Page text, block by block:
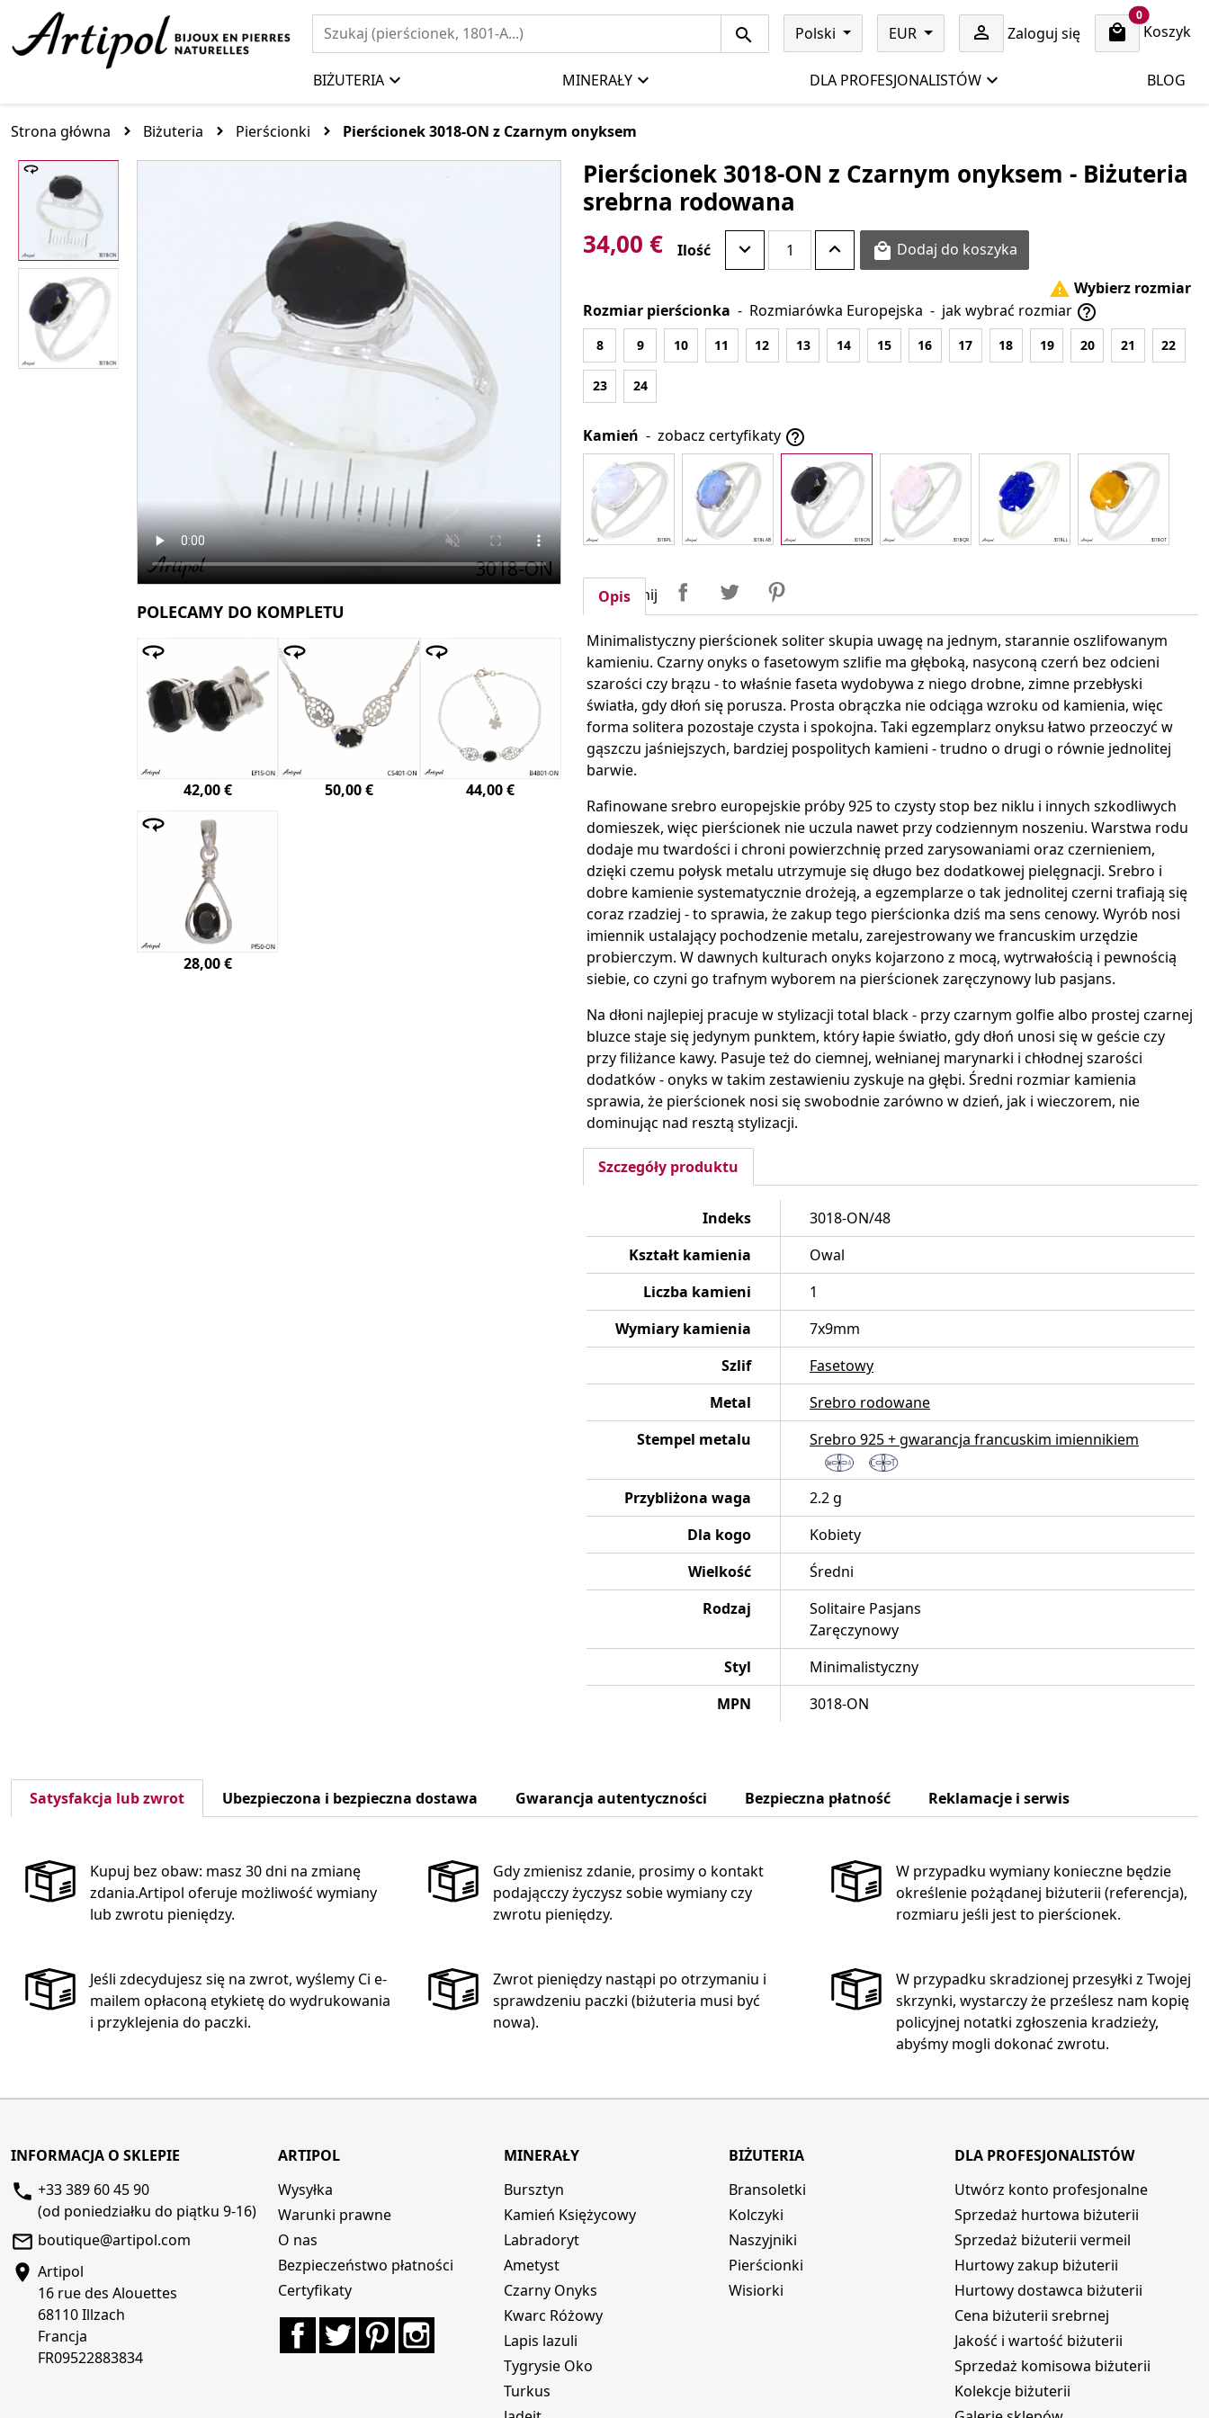
Polski EUR Zaloguj się 
0cart items
Koszyk
BIŻUTERIA MINERAŁY DLA PROFESJONALISTÓW BLOG
Strona główna Biżuteria Pierścionki Pierścionek 3018-ON z Czarnym onyksem
POLECAMY DO KOMPLETU
42,00 € 50,00 € 44,00 €
28,00 €
Pierścionek 3018-ON z Czarnym onyksem - Biżuteria
srebrna rodowana
34,00 €
Ilość  Dodaj do koszyka
 Wybierz rozmiar
Rozmiar pierścionka - Rozmiarówka Europejska - jak wybrać rozmiar 
8 9 10 11 12 13 14 15 16 17 18 19 20 21 22
23 24
Kamień - zobacz certyfikaty 
Udostępnij UdostępnijTweetuj
Opis
Minimalistyczny pierścionek soliter skupia uwagę na jednym, starannie oszlifowanym
kamieniu. Czarny onyks o fasetowym szlifie ma głęboką, nasyconą czerń bez odcieni
szarości czy brązu - to właśnie faseta wydobywa z niego drobne, zimne przebłyski
światła, gdy dłoń się porusza. Prosta obrączka nie odciąga wzroku od kamienia, więc
forma solitera pozostaje czysta i spokojna. Taki egzemplarz onyksu łatwo przeoczyć w
gąszczu jaśniejszych, bardziej pospolitych kamieni - trudno o drugi o równie jednolitej
barwie.
Rafinowane srebro europejskie próby 925 to czysty stop bez niklu i innych szkodliwych
domieszek, więc pierścionek nie uczula nawet przy codziennym noszeniu. Warstwa rodu
dodaje mu twardości i chroni powierzchnię przed zarysowaniami oraz czernieniem,
dzięki czemu połysk metalu utrzymuje się długo bez dodatkowej pielęgnacji. Srebro i
dobre kamienie systematycznie drożeją, a egzemplarze o tak jednolitej czerni trafiają się
coraz rzadziej - to sprawia, że zakup tego pierścionka dziś ma sens cenowy. Wyrób nosi
imiennik ustalający pochodzenie metalu, zarejestrowany we francuskim urzędzie
probierczym. W dawnych kulturach onyks kojarzono z mocą, wytrwałością i pewnością
siebie, co czyni go trafnym wyborem na pierścionek zaręczynowy lub pasjans.
Na dłoni najlepiej pracuje w stylizacji total black - przy czarnym golfie albo prostej czarnej
bluzce staje się jedynym punktem, który łapie światło, gdy dłoń unosi się w geście czy
przy filiżance kawy. Pasuje też do ciemnej, wełnianej marynarki i chłodnej szarości
dodatków - onyks w takim zestawieniu zyskuje na głębi. Średni rozmiar kamienia
sprawia, że pierścionek nosi się swobodnie zarówno w dzień, jak i wieczorem, nie
dominując nad resztą stylizacji.
Szczegóły produktu
Indeks
3018-ON/48
Kształt kamienia
Owal
Liczba kamieni
1
Wymiary kamienia
7x9mm
Szlif
Fasetowy
Metal
Srebro rodowane
Stempel metalu
Srebro 925 + gwarancja francuskim imiennikiem
Przybliżona waga
2.2 g
Dla kogo
Kobiety
Wielkość
Średni
Rodzaj
Solitaire Pasjans
Zaręczynowy
Styl
Minimalistyczny
MPN
3018-ON
Satysfakcja lub zwrot Ubezpieczona i bezpieczna dostawa Gwarancja autentyczności Bezpieczna płatność Reklamacje i serwis
Kupuj bez obaw: masz 30 dni na zmianę
zdania.Artipol oferuje możliwość wymiany
lub zwrotu pieniędzy.
Gdy zmienisz zdanie, prosimy o kontakt
podającczy życzysz sobie wymiany czy
zwrotu pieniędzy.
W przypadku wymiany konieczne będzie
określenie pożądanej biżuterii (referencja),
rozmiaru jeśli jest to pierścionek.
Jeśli zdecydujesz się na zwrot, wyślemy Ci e-
mailem opłaconą etykietę do wydrukowania
i przyklejenia do paczki.
Zwrot pieniędzy nastąpi po otrzymaniu i
sprawdzeniu paczki (biżuteria musi być
nowa).
W przypadku skradzionej przesyłki z Twojej
skrzynki, wystarczy że prześlesz nam kopię
policyjnej notatki zgłoszenia kradzieży,
abyśmy mogli dokonać zwrotu.
INFORMACJA O SKLEPIE
+33 389 60 45 90
(od poniedziałku do piątku 9-16)
boutique@artipol.com
Artipol
16 rue des Alouettes
68110 Illzach
Francja
FR09522883834
ARTIPOL
Wysyłka
Warunki prawne
O nas
Bezpieczeństwo płatności
Certyfikaty
FacebookTwitterPinterest
MINERAŁY
Bursztyn
Kamień Księżycowy
Labradoryt
Ametyst
Czarny Onyks
Kwarc Różowy
Lapis lazuli
Tygrysie Oko
Turkus
BIŻUTERIA
Bransoletki
Kolczyki
Naszyjniki
Pierścionki
Wisiorki
DLA PROFESJONALISTÓW
Utwórz konto profesjonalne
Sprzedaż hurtowa biżuterii
Sprzedaż biżuterii vermeil
Hurtowy zakup biżuterii
Hurtowy dostawca biżuterii
Cena biżuterii srebrnej
Jakość i wartość biżuterii
Sprzedaż komisowa biżuterii
Kolekcje biżuterii